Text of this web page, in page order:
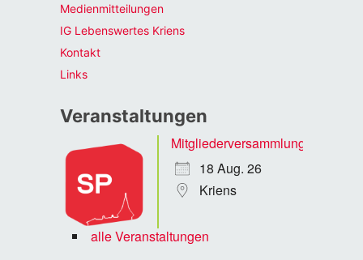
Medienmitteilungen
IG Lebenswertes Kriens
Kontakt
Links
Veranstaltungen
Mitgliederversammlung
18 Aug. 26
Kriens
alle Veranstaltungen